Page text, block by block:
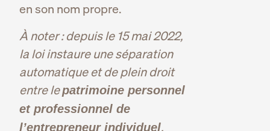
en son nom propre.
À noter : depuis le 15 mai 2022,
la loi instaure une séparation
automatique et de plein droit
entre lepatrimoine personnel
et professionnel de
l’entrepreneur individuel.